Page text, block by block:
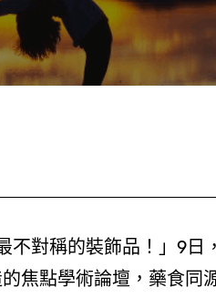
對稱的裝飾品！」9日，
焦點學術論壇，藥食同